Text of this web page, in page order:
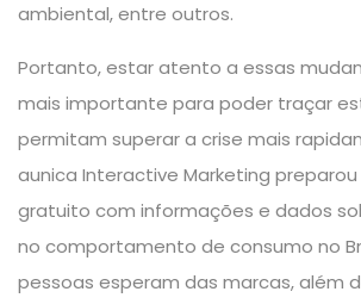
ambiental, entre outros.
Portanto, estar atento a essas
mais importante para poder traçar
permitam superar a crise mais
aunica Interactive Marketing
gratuito com informações e dados
no comportamento de consumo no
pessoas esperam das marcas, além